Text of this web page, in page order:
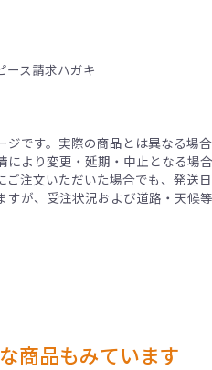
ース請求ハガキ
です。実際の商品とは異なる場合
より変更・延期・中止となる場合
注文いただいた場合でも、発送
が、受注状況および道路・天候
商品もみています